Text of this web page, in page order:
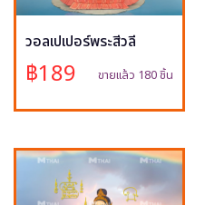
วอลเปเปอร์พระสีวลี
฿189 ขายแล้ว 180 ชิ้น